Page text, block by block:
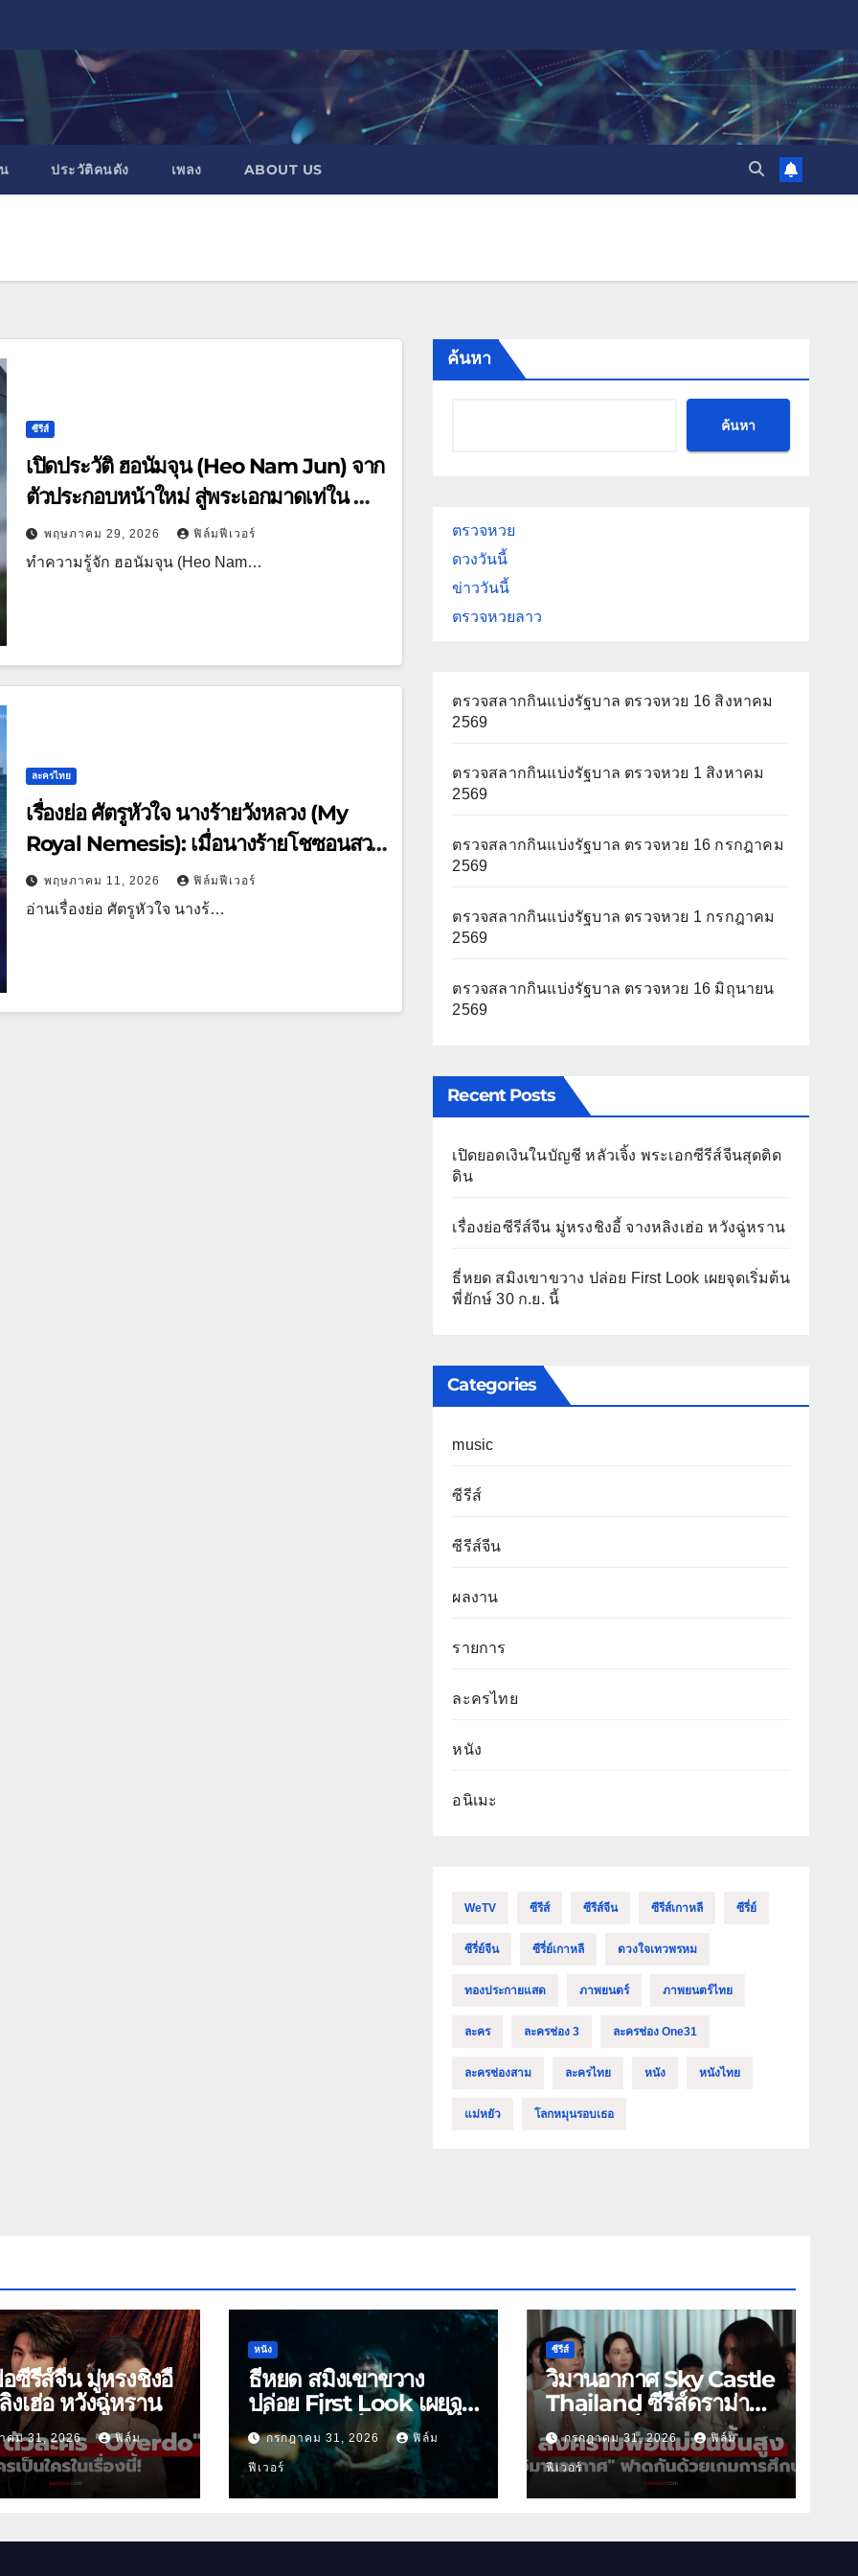
ประวัติคนดัง เพลง ABOUT US
ซีรีส์
เปิดประวัติ ฮอนัมจุน (Heo Nam Jun) จาก
ตัวประกอบหน้าใหม่ สู่พระเอกมาดเท่ใน My
Royal Nemesis
พฤษภาคม 29, 2026 ฟิล์มฟีเวอร์
ทำความรู้จัก ฮอนัมจุน (Heo Nam…
ละครไทย
เรื่องย่อ ศัตรูหัวใจ นางร้ายวังหลวง (My
Royal Nemesis): เมื่อนางร้ายโชซอนสวม
ร่างดาราโนเนม พร้อมฟาดกลางกองถ่าย
2026!
พฤษภาคม 11, 2026 ฟิล์มฟีเวอร์
อ่านเรื่องย่อ ศัตรูหัวใจ นางร้…
ค้นหา
ค้นหา
ตรวจหวย
ดวงวันนี้
ข่าววันนี้
ตรวจหวยลาว
ตรวจสลากกินแบ่งรัฐบาล ตรวจหวย 16 สิงหาคม
2569
ตรวจสลากกินแบ่งรัฐบาล ตรวจหวย 1 สิงหาคม
2569
ตรวจสลากกินแบ่งรัฐบาล ตรวจหวย 16 กรกฎาคม
2569
ตรวจสลากกินแบ่งรัฐบาล ตรวจหวย 1 กรกฎาคม
2569
ตรวจสลากกินแบ่งรัฐบาล ตรวจหวย 16 มิถุนายน
2569
Recent Posts
เปิดยอดเงินในบัญชี หลัวเจิ้ง พระเอกซีรีส์จีนสุดติด
ดิน
เรื่องย่อซีรีส์จีน มู่หรงชิงอี้ จางหลิงเฮ่อ หวังฉู่หราน
ธี่หยด สมิงเขาขวาง ปล่อย First Look เผยจุดเริ่มต้น
พี่ยักษ์ 30 ก.ย. นี้
Categories
music
ซีรีส์
ซีรีส์จีน
ผลงาน
รายการ
ละครไทย
หนัง
อนิเมะ
WeTV ซีรีส์ ซีรีส์จีน ซีรีส์เกาหลี ซีรี่ย์
ซีรี่ย์จีน ซีรี่ย์เกาหลี ดวงใจเทวพรหม
ทองประกายแสด ภาพยนตร์ ภาพยนตร์ไทย
ละคร ละครช่อง 3 ละครช่อง One31
ละครช่องสาม ละครไทย หนัง หนังไทย
แม่หยัว โลกหมุนรอบเธอ
อซีรีส์จีน มู่หรงชิงอี้
งเฮ่อ หวังฉู่หราน
คม 31, 2026 ฟิล์ม
หนัง
ธี่หยด สมิงเขาขวาง
ปล่อย First Look เผยจุด
เริ่มต้นพี่ยักษ์ 30 ก.ย. นี้
กรกฎาคม 31, 2026 ฟิล์ม
ฟีเวอร์
ซีรีส์
วิมานอากาศ Sky Castle
Thailand ซีรีส์ดราม่า
ฟอร์มยักษ์ ช่องวัน31
กรกฎาคม 31, 2026 ฟิล์ม
ฟีเวอร์